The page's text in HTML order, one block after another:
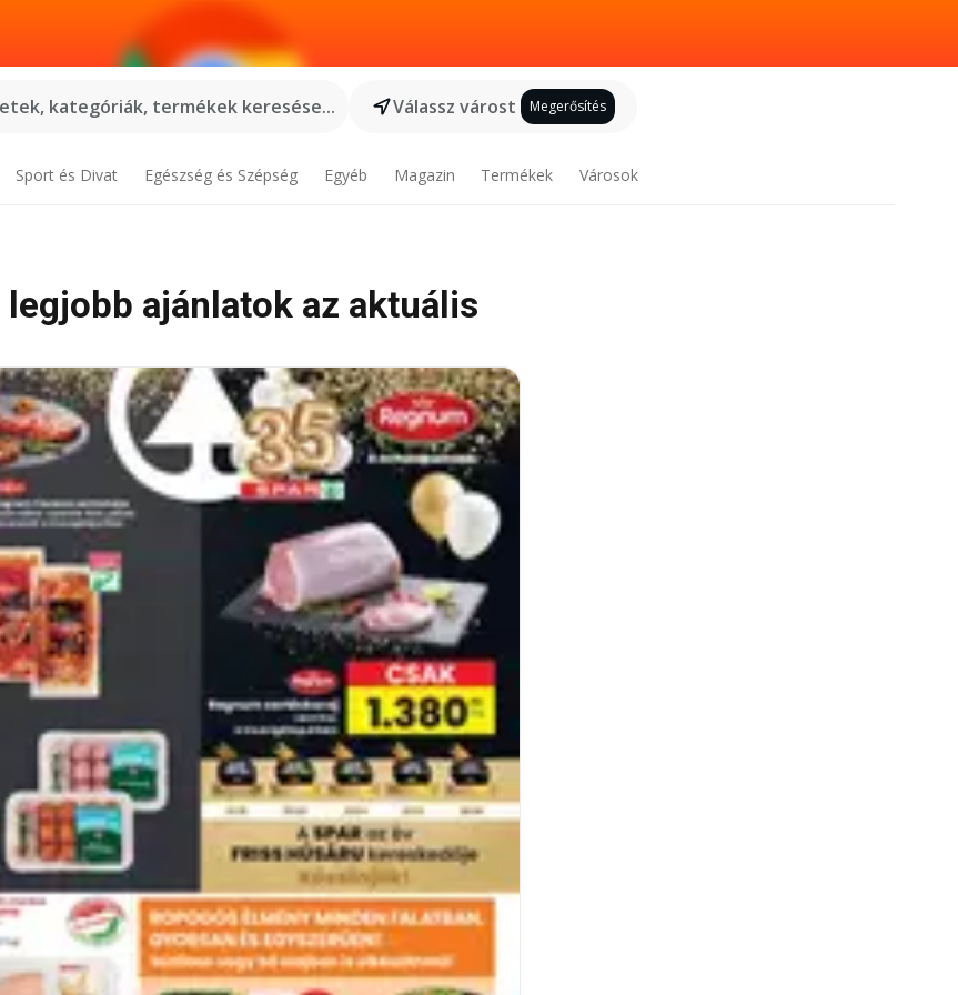
kategóriák, termékek keresése...
Válassz várost Megerősítés
Sport és Divat Egészség és Szépség Egyéb Magazin Termékek Városok
ajánlatok az aktuális